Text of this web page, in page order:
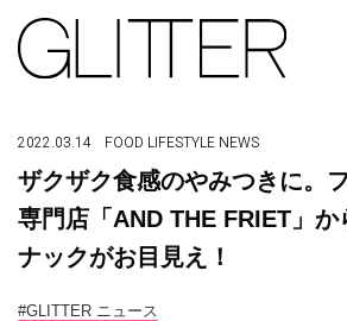
2022.03.14 FOOD LIFESTYLE NEWS
ザクザク食感のやみつきに。
専門店「AND THE FRIET」か
ナックがお目見え！
#GLITTER ニュース